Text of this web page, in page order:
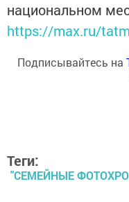
национальном
https://max.ru/
Подписывайтесь на
Теги:
"СЕМЕЙНЫЕ